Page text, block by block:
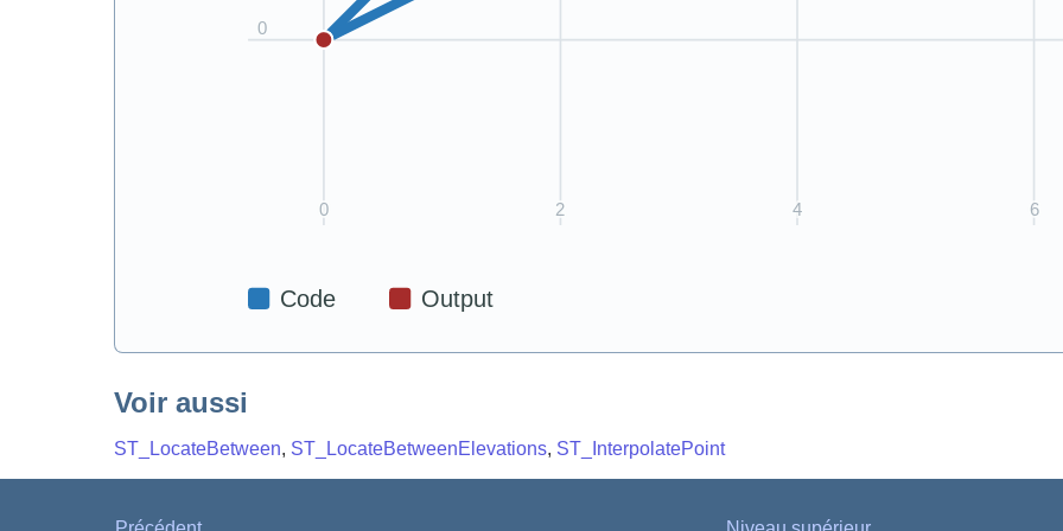
Voir aussi
ST_LocateBetween, ST_LocateBetweenElevations, ST_InterpolatePoint